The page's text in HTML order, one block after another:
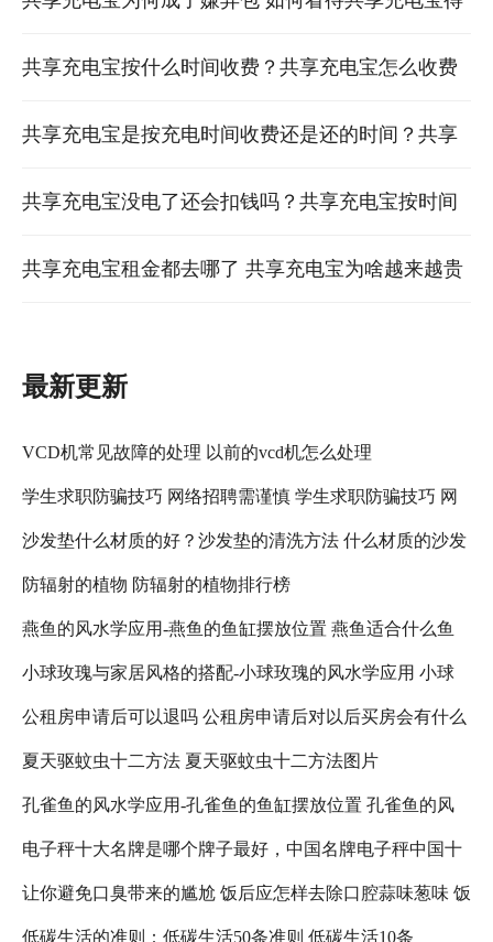
发展
共享充电宝按什么时间收费？共享充电宝怎么收费
共享充电宝的收费标准
共享充电宝是按充电时间收费还是还的时间？共享
充电宝不充电的时候收费吗 共享充电宝的收费标准
共享充电宝没电了还会扣钱吗？共享充电宝按时间
付费还是电量 共享充电宝没有充电了还会计费吗
共享充电宝租金都去哪了 共享充电宝为啥越来越贵
最新更新
VCD机常见故障的处理 以前的vcd机怎么处理
学生求职防骗技巧 网络招聘需谨慎 学生求职防骗技巧 网
络招聘需注意什么
沙发垫什么材质的好？沙发垫的清洗方法 什么材质的沙发
垫比较好
防辐射的植物 防辐射的植物排行榜
燕鱼的风水学应用-燕鱼的鱼缸摆放位置 燕鱼适合什么鱼
缸
小球玫瑰与家居风格的搭配-小球玫瑰的风水学应用 小球
玫瑰怎么养更好看
公租房申请后可以退吗 公租房申请后对以后买房会有什么
影响吗 公租房退租以后,还可以在申请吗?
夏天驱蚊虫十二方法 夏天驱蚊虫十二方法图片
孔雀鱼的风水学应用-孔雀鱼的鱼缸摆放位置 孔雀鱼的风
水禁忌
电子秤十大名牌是哪个牌子最好，中国名牌电子秤中国十
大名牌电子秤 人体电子秤十大名牌是哪个牌子最好
让你避免口臭带来的尴尬 饭后应怎样去除口腔蒜味葱味 饭
后口臭减轻
低碳生活的准则：低碳生活50条准则 低碳生活10条